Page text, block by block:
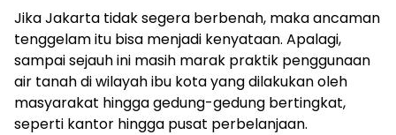
Jika Jakarta tidak segera berbenah, maka ancaman
tenggelam itu bisa menjadi kenyataan. Apalagi,
sampai sejauh ini masih marak praktik penggunaan
air tanah di wilayah ibu kota yang dilakukan oleh
masyarakat hingga gedung-gedung bertingkat,
seperti kantor hingga pusat perbelanjaan.